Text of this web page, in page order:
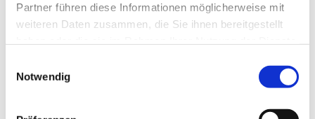
Partner führen diese Informationen möglicherweise mit
weiteren Daten zusammen, die Sie ihnen bereitgestellt
Notwendig